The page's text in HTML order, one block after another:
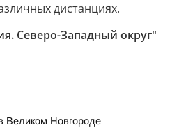
дистанциях.
Северо-Западный округ"
Великом Новгороде